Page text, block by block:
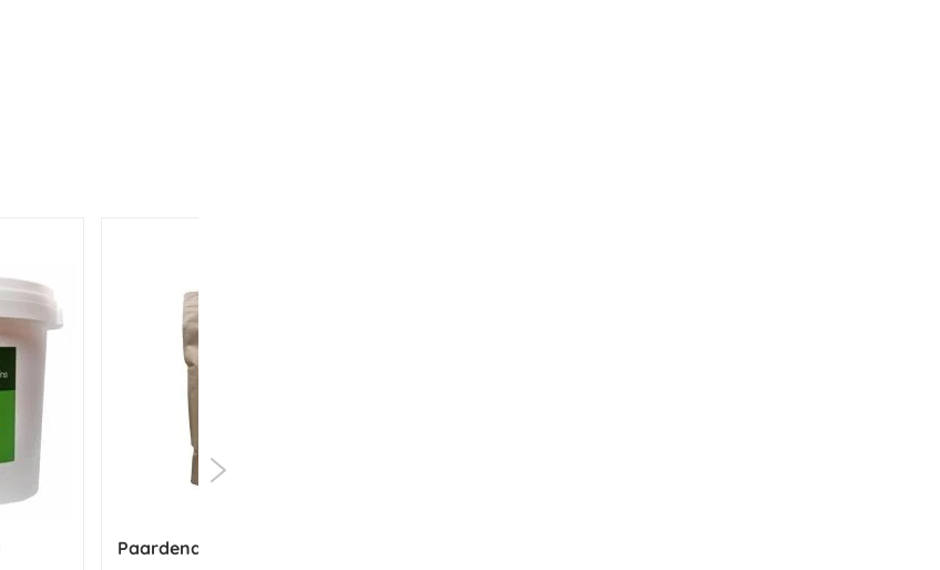
Paardendrogist Tijm 1 kg Zak